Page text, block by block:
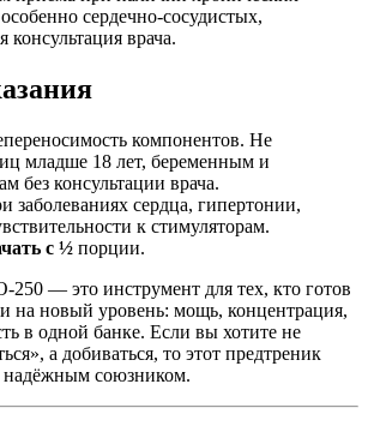
сердечно-сосудистых,
консультация врача.
компонентов. Не
младше 18 лет, беременным и
без консультации врача.
заболеваниях сердца, гипертонии,
к стимуляторам.
с ½ порции.
250 — это инструмент для тех, кто готов
на новый уровень: мощь, концентрация,
в одной банке. Если вы хотите не
а добиваться, то этот предтреник
надёжным союзником.